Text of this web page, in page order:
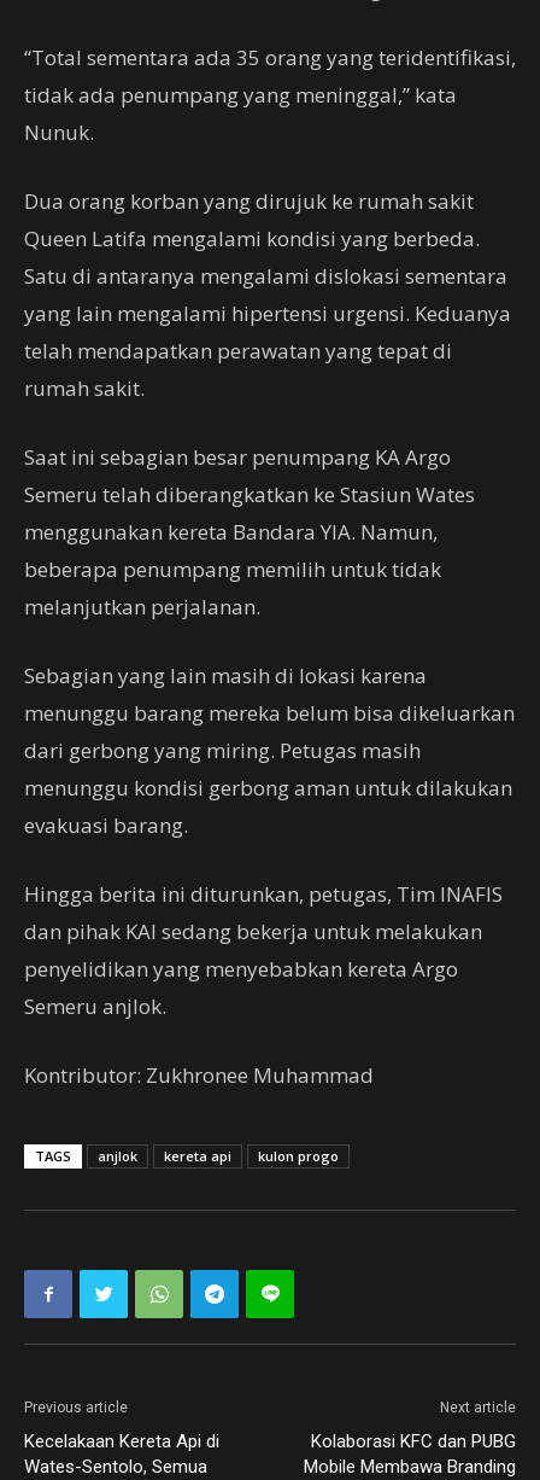
“Total sementara ada 35 orang yang teridentifikasi,
tidak ada penumpang yang meninggal,” kata
Nunuk.
Dua orang korban yang dirujuk ke rumah sakit
Queen Latifa mengalami kondisi yang berbeda.
Satu di antaranya mengalami dislokasi sementara
yang lain mengalami hipertensi urgensi. Keduanya
telah mendapatkan perawatan yang tepat di
rumah sakit.
Saat ini sebagian besar penumpang KA Argo
Semeru telah diberangkatkan ke Stasiun Wates
menggunakan kereta Bandara YIA. Namun,
beberapa penumpang memilih untuk tidak
melanjutkan perjalanan.
Sebagian yang lain masih di lokasi karena
menunggu barang mereka belum bisa dikeluarkan
dari gerbong yang miring. Petugas masih
menunggu kondisi gerbong aman untuk dilakukan
evakuasi barang.
Hingga berita ini diturunkan, petugas, Tim INAFIS
dan pihak KAI sedang bekerja untuk melakukan
penyelidikan yang menyebabkan kereta Argo
Semeru anjlok.
Kontributor: Zukhronee Muhammad
TAGS anjlok kereta api kulon progo
Previous article
Kecelakaan Kereta Api di
Wates-Sentolo, Semua
Next article
Kolaborasi KFC dan PUBG
Mobile Membawa Branding